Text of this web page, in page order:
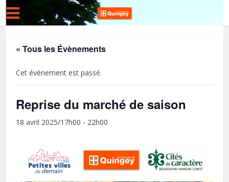
« Tous les Évènements
Cet évènement est passé.
Reprise du marché de saison
18 avril 2025/17h00 - 22h00